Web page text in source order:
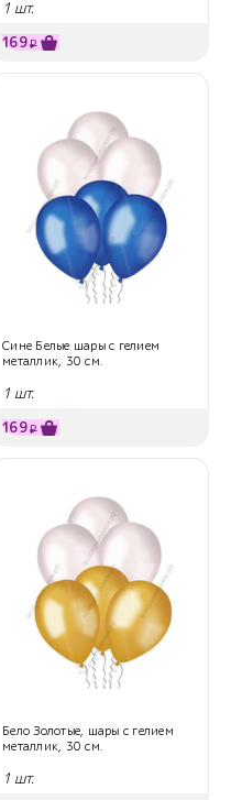
1 шт.
169₽
Сине Белые шары с гелием
металлик, 30 см.
1 шт.
169₽
Бело Золотые, шары с гелием
металлик, 30 см.
1 шт.